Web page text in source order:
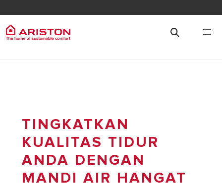
TINGKATKAN
KUALITAS TIDUR
ANDA DENGAN
MANDI AIR HANGAT